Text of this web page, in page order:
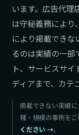
います。広告代理
は守秘義務により
により掲載でき
るのは実績の一部
ト、サービスサ
ディアまで、カテ
掲載できない実績
種・規模の事例をご
ください
。